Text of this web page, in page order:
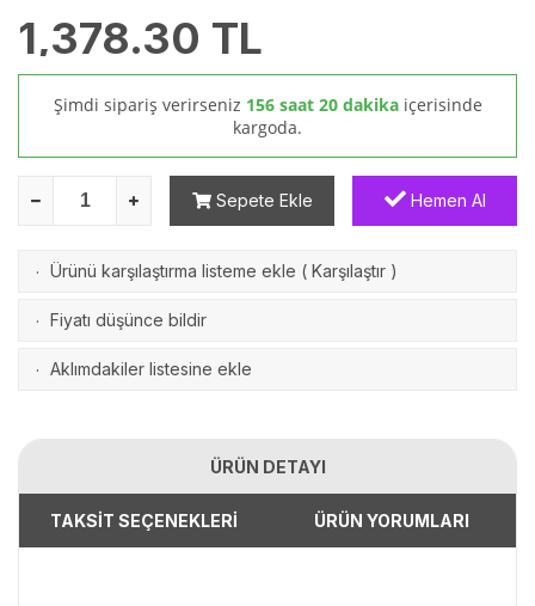
1,378.30 TL
Şimdi sipariş verirseniz 156 saat 20 dakika içerisinde
kargoda.
Sepete Ekle Hemen Al
· Ürünü karşılaştırma listeme ekle ( Karşılaştır )
· Fiyatı düşünce bildir
· Aklımdakiler listesine ekle
ÜRÜN DETAYI
TAKSİT SEÇENEKLERİ ÜRÜN YORUMLARI